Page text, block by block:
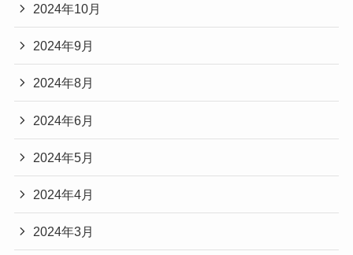
2024年10月
2024年9月
2024年8月
2024年6月
2024年5月
2024年4月
2024年3月